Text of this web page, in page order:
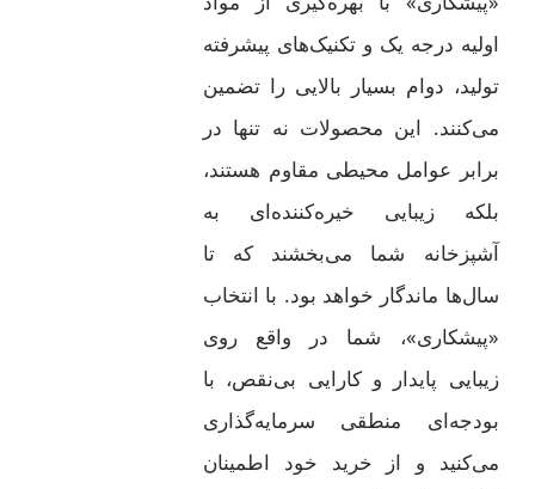
اولیه درجه یک و تکنیک‌های پیشرفته
تولید، دوام بسیار بالایی را تضمین
می‌کنند. این محصولات نه تنها در
برابر عوامل محیطی مقاوم هستند،
بلکه زیبایی خیره‌کننده‌ای به
آشپزخانه شما می‌بخشند که تا
سال‌ها ماندگار خواهد بود. با انتخاب
«پیشکاری»، شما در واقع روی
زیبایی پایدار و کارایی بی‌نقص، با
بودجه‌ای منطقی سرمایه‌گذاری
می‌کنید و از خرید خود اطمینان